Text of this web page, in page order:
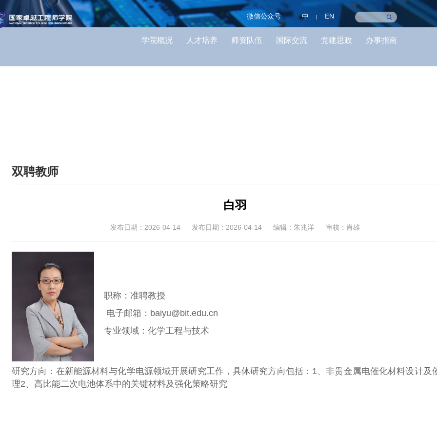
学院概况 人才培养 师资队伍 国际交流 党建思政 办事指南
微信公众号 中 | EN
双聘教师
白羽
发布日期：2026-04-14 发布日期：2026-04-14 编辑：朱兆洋 审核：肖雄
职称：准聘教授
电子邮箱：baiyu@bit.edu.cn
专业领域：化学工程与技术
研究方向：在新能源材料与化学电源领域开展研究工作，具体研究方向包括：1、非贵金属电催化材料设计及
理2、高比能二次电池体系中的关键材料及强化策略研究